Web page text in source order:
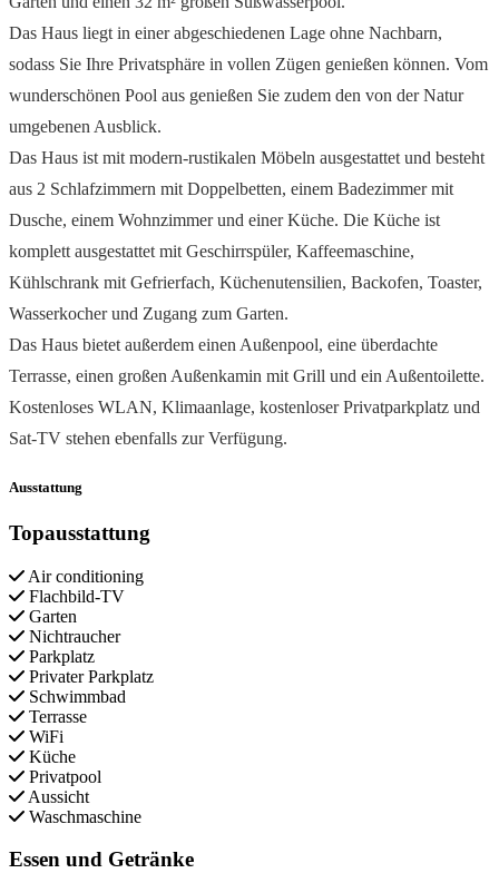
Das Haus liegt in einer abgeschiedenen Lage ohne Nachbarn,
sodass Sie Ihre Privatsphäre in vollen Zügen genießen können. Vom
wunderschönen Pool aus genießen Sie zudem den von der Natur
umgebenen Ausblick.
Das Haus ist mit modern-rustikalen Möbeln ausgestattet und besteht
aus 2 Schlafzimmern mit Doppelbetten, einem Badezimmer mit
Dusche, einem Wohnzimmer und einer Küche. Die Küche ist
komplett ausgestattet mit Geschirrspüler, Kaffeemaschine,
Kühlschrank mit Gefrierfach, Küchenutensilien, Backofen, Toaster,
Wasserkocher und Zugang zum Garten.
Das Haus bietet außerdem einen Außenpool, eine überdachte
Terrasse, einen großen Außenkamin mit Grill und ein Außentoilette.
Kostenloses WLAN, Klimaanlage, kostenloser Privatparkplatz und
Sat-TV stehen ebenfalls zur Verfügung.
Ausstattung
Topausstattung
Air conditioning
Flachbild-TV
Garten
Nichtraucher
Parkplatz
Privater Parkplatz
Schwimmbad
Terrasse
WiFi
Küche
Privatpool
Aussicht
Waschmaschine
Essen und Getränke